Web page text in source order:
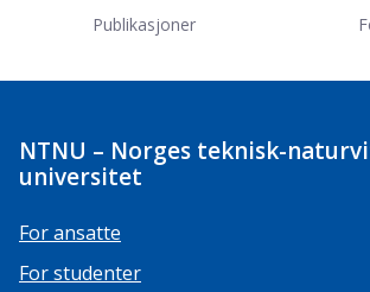
Publikasjoner
NTNU – Norges teknisk-
universitet
For ansatte
For studenter